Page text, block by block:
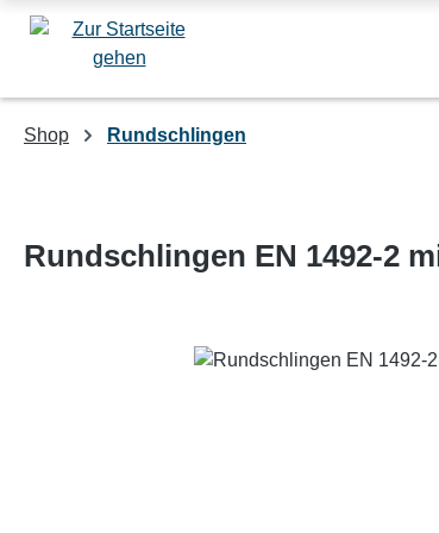
Hauptinhalt springen
Zur Suche springen
Zur Hauptnavigation springen
Shop Rundschlingen
Rundschlingen EN 1492-2
Bildergalerie überspringen